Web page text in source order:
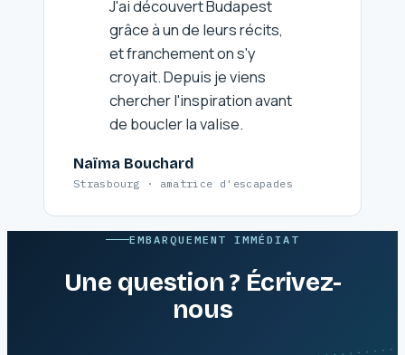
J'ai découvert Budapest
grâce à un de leurs récits,
et franchement on s'y
croyait. Depuis je viens
chercher l'inspiration avant
de boucler la valise.
Naïma Bouchard
Strasbourg · amatrice d'escapades
EMBARQUEMENT IMMÉDIAT
Une question ? Écrivez-
nous